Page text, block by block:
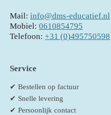
Mail: info@dms-educatief.nl
Mobiel: 0610854795
Telefoon: +31 (0)495750598
Service
✔ Bestellen op factuur
✔ Snelle levering
✔ Persoonlijk contact